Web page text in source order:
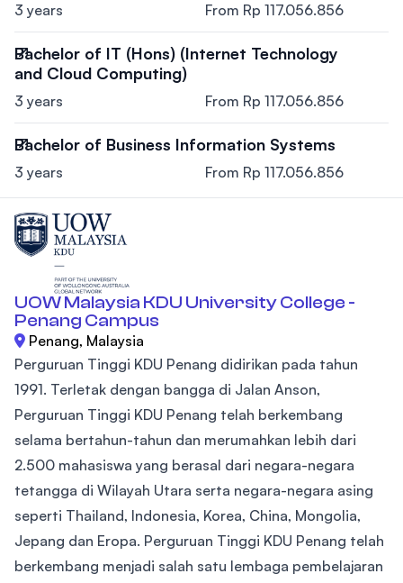
3 years From Rp 117.056.856
Bachelor of IT (Hons) (Internet Technology
and Cloud Computing)
3 years From Rp 117.056.856
Bachelor of Business Information Systems
3 years From Rp 117.056.856
UOW Malaysia KDU University College -
Penang Campus
Penang, Malaysia
Perguruan Tinggi KDU Penang didirikan pada tahun
1991. Terletak dengan bangga di Jalan Anson,
Perguruan Tinggi KDU Penang telah berkembang
selama bertahun-tahun dan merumahkan lebih dari
2.500 mahasiswa yang berasal dari negara-negara
tetangga di Wilayah Utara serta negara-negara asing
seperti Thailand, Indonesia, Korea, China, Mongolia,
Jepang dan Eropa. Perguruan Tinggi KDU Penang telah
berkembang menjadi salah satu lembaga pembelajaran